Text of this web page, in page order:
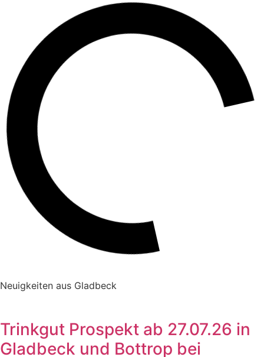
Neuigkeiten aus Gladbeck
Trinkgut Prospekt ab 27.07.26 in
Gladbeck und Bottrop bei